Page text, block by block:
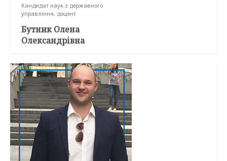
Кандидат наук з державного
управління, доцент
Бутник Олена
Олександрівна